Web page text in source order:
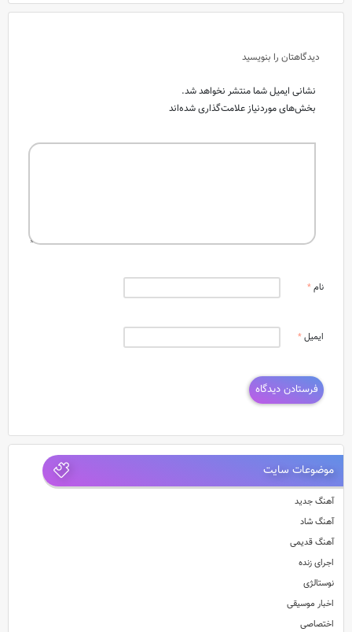
دیدگاهتان را بنویسید
نشانی ایمیل شما منتشر نخواهد شد.
بخش‌های موردنیاز علامت‌گذاری شده‌اند
نام*
ایمیل*
موضوعات سایت
آهنگ جدید
آهنگ شاد
آهنگ قدیمی
اجرای زنده
نوستالژی
اخبار موسیقی
اختصاصی